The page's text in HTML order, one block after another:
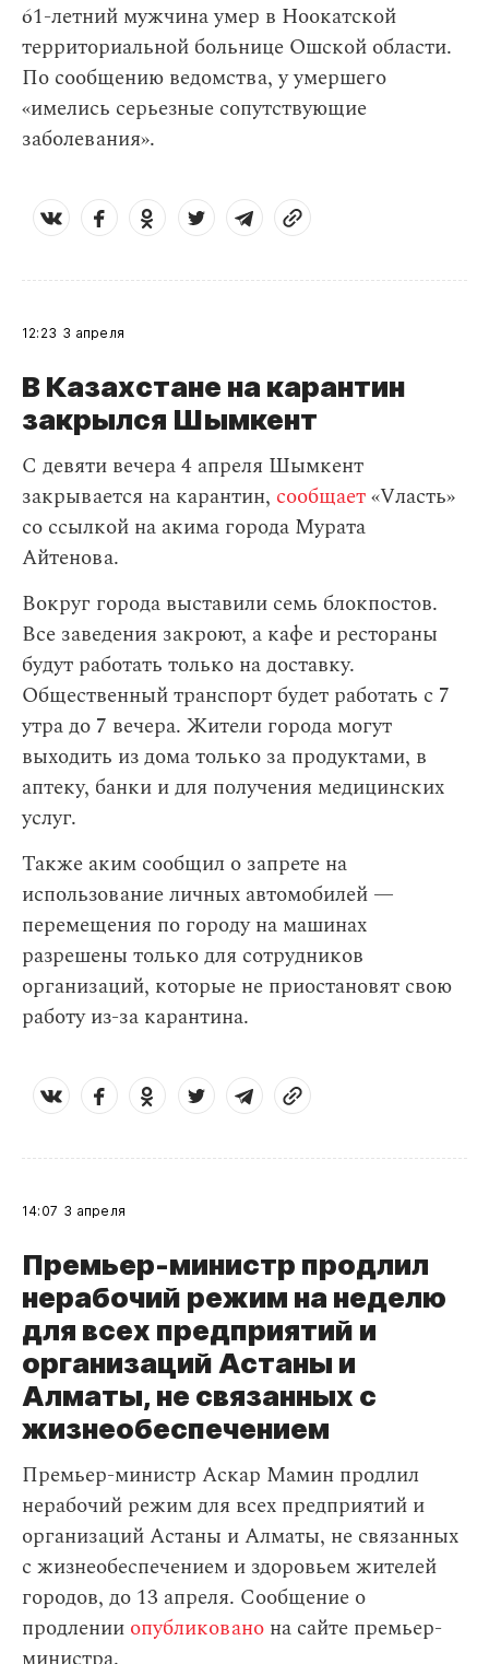
61-летний мужчина умер в Ноокатской
территориальной больнице Ошской области.
По сообщению ведомства, у умершего
«имелись серьезные сопутствующие
заболевания».
12:23 3 апреля
В Казахстане на карантин
закрылся Шымкент
С девяти вечера 4 апреля Шымкент
закрывается на карантин, сообщает«Vласть»
со ссылкой на акима города Мурата
Айтенова.
Вокруг города выставили семь блокпостов.
Все заведения закроют, а кафе и рестораны
будут работать только на доставку.
Общественный транспорт будет работать с 7
утра до 7 вечера. Жители города могут
выходить из дома только за продуктами, в
аптеку, банки и для получения медицинских
услуг.
Также аким сообщил о запрете на
использование личных автомобилей —
перемещения по городу на машинах
разрешены только для сотрудников
организаций, которые не приостановят свою
работу из-за карантина.
14:07 3 апреля
Премьер-министр продлил
нерабочий режим на неделю
для всех предприятий и
организаций Астаны и
Алматы, не связанных с
жизнеобеспечением
Премьер-министр Аскар Мамин продлил
нерабочий режим для всех предприятий и
организаций Астаны и Алматы, не связанных
с жизнеобеспечением и здоровьем жителей
городов, до 13 апреля. Сообщение о
продлении опубликовано на сайте премьер-